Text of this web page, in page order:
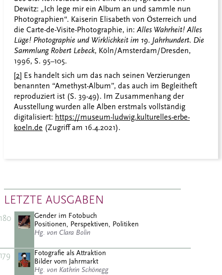
Dewitz: „Ich lege mir ein Album an und sammle nun
Photographien“. Kaiserin Elisabeth von Österreich und
die Carte-de-Visite-Photographie, in: Alles Wahrheit! Alles
Lüge! Photographie und Wirklichkeit im 19. Jahrhundert. Die
Sammlung Robert Lebeck, Köln/Amsterdam/Dresden,
1996, S. 95–105.
[2] Es handelt sich um das nach seinen Verzierungen
benannten “Amethyst-Album”, das auch im Begleitheft
reproduziert ist (S. 39-49). Im Zusammenhang der
Ausstellung wurden alle Alben erstmals vollständig
digitalisiert: https://museum-ludwig.kulturelles-erbe-
koeln.de (Zugriff am 16.4.2021).
LETZTE AUSGABEN
180
Gender im Fotobuch
Positionen, Perspektiven, Politiken
Hg. von Clara Bolin
179
Fotografie als Attraktion
Bilder vom Jahrmarkt
Hg. von Kathrin Schönegg